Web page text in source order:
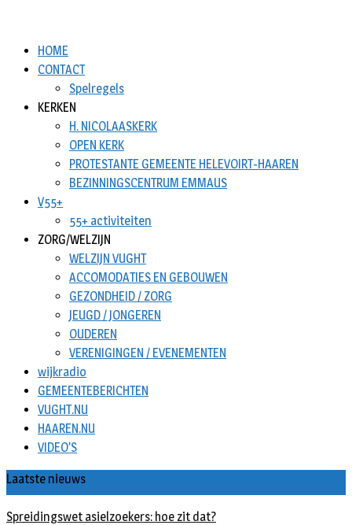
HOME
CONTACT
Spelregels
KERKEN
H. NICOLAASKERK
OPEN KERK
PROTESTANTE GEMEENTE HELEVOIRT-HAAREN
BEZINNINGSCENTRUM EMMAUS
V55+
55+ activiteiten
ZORG/WELZIJN
WELZIJN VUGHT
ACCOMODATIES EN GEBOUWEN
GEZONDHEID / ZORG
JEUGD / JONGEREN
OUDEREN
VERENIGINGEN / EVENEMENTEN
wijkradio
GEMEENTEBERICHTEN
VUGHT.NU
HAAREN.NU
VIDEO’S
Laatste nieuws
Spreidingswet asielzoekers: hoe zit dat?